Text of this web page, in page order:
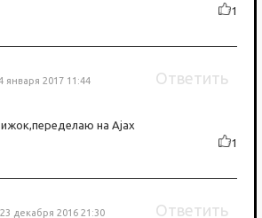
1
января 2017 11:44
на Ajax
1
Ответить
23 декабря 2016 21:30 Ответить